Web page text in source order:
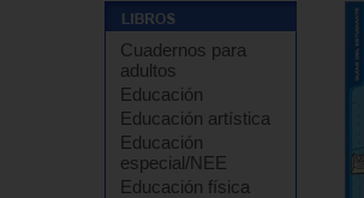
Cuadernos para
adultos
Educación
Educación artística
Educación
especial/NEE
Educación física